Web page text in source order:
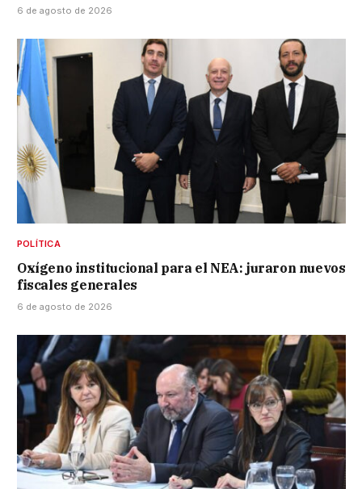
6 de agosto de 2026
POLÍTICA
Oxígeno institucional para el NEA: juraron nuevos
fiscales generales
6 de agosto de 2026